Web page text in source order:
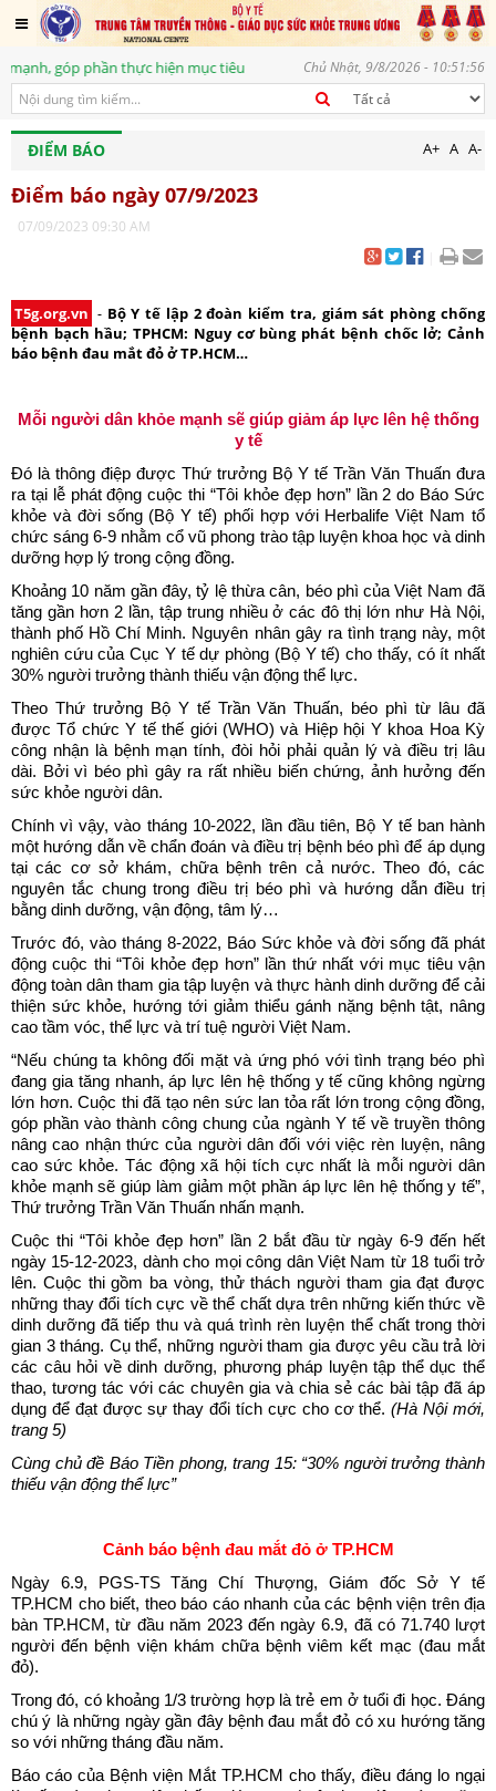
thực hiện mục tiêu phát triển bền vững, vì một tương lai tươi sáng
Chủ Nhật, 9/8/2026 - 10:51:57
ĐIỂM BÁO A+ A A-
Điểm báo ngày 07/9/2023
07/09/2023 09:30 AM
T5g.org.vn - Bộ Y tế lập 2 đoàn kiểm tra, giám sát phòng chống
bệnh bạch hầu; TPHCM: Nguy cơ bùng phát bệnh chốc lở; Cảnh
báo bệnh đau mắt đỏ ở TP.HCM…
Mỗi người dân khỏe mạnh sẽ giúp giảm áp lực lên hệ thống
y tế
Đó là thông điệp được Thứ trưởng Bộ Y tế Trần Văn Thuấn đưa
ra tại lễ phát động cuộc thi “Tôi khỏe đẹp hơn” lần 2 do Báo Sức
khỏe và đời sống (Bộ Y tế) phối hợp với Herbalife Việt Nam tổ
chức sáng 6-9 nhằm cổ vũ phong trào tập luyện khoa học và dinh
dưỡng hợp lý trong cộng đồng.
Khoảng 10 năm gần đây, tỷ lệ thừa cân, béo phì của Việt Nam đã
tăng gần hơn 2 lần, tập trung nhiều ở các đô thị lớn như Hà Nội,
thành phố Hồ Chí Minh. Nguyên nhân gây ra tình trạng này, một
nghiên cứu của Cục Y tế dự phòng (Bộ Y tế) cho thấy, có ít nhất
30% người trưởng thành thiếu vận động thể lực.
Theo Thứ trưởng Bộ Y tế Trần Văn Thuấn, béo phì từ lâu đã
được Tổ chức Y tế thế giới (WHO) và Hiệp hội Y khoa Hoa Kỳ
công nhận là bệnh mạn tính, đòi hỏi phải quản lý và điều trị lâu
dài. Bởi vì béo phì gây ra rất nhiều biến chứng, ảnh hưởng đến
sức khỏe người dân.
Chính vì vậy, vào tháng 10-2022, lần đầu tiên, Bộ Y tế ban hành
một hướng dẫn về chẩn đoán và điều trị bệnh béo phì để áp dụng
tại các cơ sở khám, chữa bệnh trên cả nước. Theo đó, các
nguyên tắc chung trong điều trị béo phì và hướng dẫn điều trị
bằng dinh dưỡng, vận động, tâm lý…
Trước đó, vào tháng 8-2022, Báo Sức khỏe và đời sống đã phát
động cuộc thi “Tôi khỏe đẹp hơn” lần thứ nhất với mục tiêu vận
động toàn dân tham gia tập luyện và thực hành dinh dưỡng để cải
thiện sức khỏe, hướng tới giảm thiểu gánh nặng bệnh tật, nâng
cao tầm vóc, thể lực và trí tuệ người Việt Nam.
“Nếu chúng ta không đối mặt và ứng phó với tình trạng béo phì
đang gia tăng nhanh, áp lực lên hệ thống y tế cũng không ngừng
lớn hơn. Cuộc thi đã tạo nên sức lan tỏa rất lớn trong cộng đồng,
góp phần vào thành công chung của ngành Y tế về truyền thông
nâng cao nhận thức của người dân đối với việc rèn luyện, nâng
cao sức khỏe. Tác động xã hội tích cực nhất là mỗi người dân
khỏe mạnh sẽ giúp làm giảm một phần áp lực lên hệ thống y tế”,
Thứ trưởng Trần Văn Thuấn nhấn mạnh.
Cuộc thi “Tôi khỏe đẹp hơn” lần 2 bắt đầu từ ngày 6-9 đến hết
ngày 15-12-2023, dành cho mọi công dân Việt Nam từ 18 tuổi trở
lên. Cuộc thi gồm ba vòng, thử thách người tham gia đạt được
những thay đổi tích cực về thể chất dựa trên những kiến thức về
dinh dưỡng đã tiếp thu và quá trình rèn luyện thể chất trong thời
gian 3 tháng. Cụ thể, những người tham gia được yêu cầu trả lời
các câu hỏi về dinh dưỡng, phương pháp luyện tập thể dục thể
thao, tương tác với các chuyên gia và chia sẻ các bài tập đã áp
dụng để đạt được sự thay đổi tích cực cho cơ thể.(Hà Nội mới,
trang 5)
Cùng chủ đề Báo Tiền phong, trang 15: “30% người trưởng thành
thiếu vận động thể lực”
Cảnh báo bệnh đau mắt đỏ ở TP.HCM
Ngày 6.9, PGS-TS Tăng Chí Thượng, Giám đốc Sở Y tế
TP.HCM cho biết, theo báo cáo nhanh của các bệnh viện trên địa
bàn TP.HCM, từ đầu năm 2023 đến ngày 6.9, đã có 71.740 lượt
người đến bệnh viện khám chữa bệnh viêm kết mạc (đau mắt
đỏ).
Trong đó, có khoảng 1/3 trường hợp là trẻ em ở tuổi đi học. Đáng
chú ý là những ngày gần đây bệnh đau mắt đỏ có xu hướng tăng
so với những tháng đầu năm.
Báo cáo của Bệnh viện Mắt TP.HCM cho thấy, điều đáng lo ngại